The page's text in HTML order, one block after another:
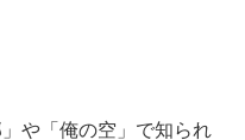
や「俺の空」で知られ